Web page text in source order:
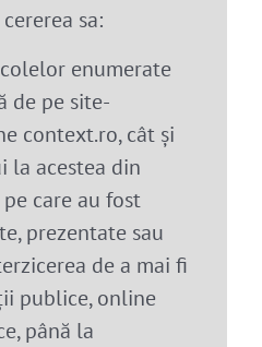
sa:
enumerate
de pe site-
context.ro, cât și
la acestea din
care au fost
prezentate sau
de a mai fi
publice, online
până la